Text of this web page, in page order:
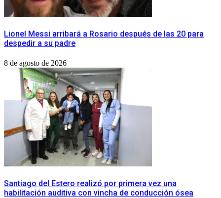
Lionel Messi arribará a Rosario después de las 20 para
despedir a su padre
8 de agosto de 2026
​Santiago del Estero realizó por primera vez una
habilitación auditiva con vincha de conducción ósea